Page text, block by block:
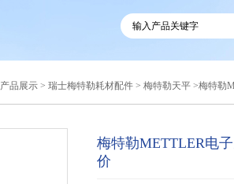
产品展示 > 瑞士梅特勒耗材配件 > 梅特勒天平 >梅特勒
梅特勒METTLER电
价